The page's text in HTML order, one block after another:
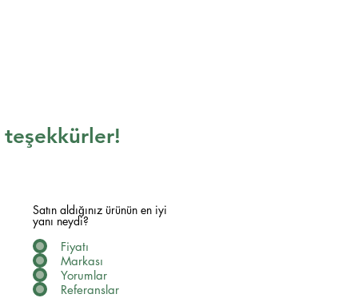
teşekkürler!
Satın aldığınız ürünün en iyi
yanı neydi?
Fiyatı
Markası
Yorumlar
Referanslar